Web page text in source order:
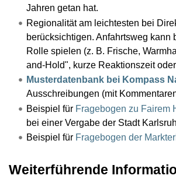
Jahren getan hat.
Regionalität am leichtesten bei
berücksichtigen. Anfahrtsweg kann
Rolle spielen (z. B. Frische,
and-Hold", kurze Reaktionszeit
Musterdatenbank bei Kompass
Ausschreibungen (mit
Beispiel für Fragebogen zu Fairem
bei einer Vergabe der Stadt
Beispiel für Fragebogen der
Weiterführende